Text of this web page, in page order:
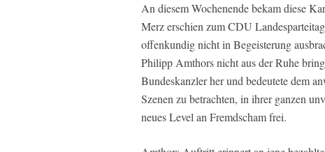
An diesem Wochenende bekam diese
Merz erschien zum CDU
offenkundig nicht in Begeisterung
Philipp Amthors nicht aus der Ruhe
Bundeskanzler her und bedeutete dem
Szenen zu betrachten, in ihrer ganzen
neues Level an Fremdscham frei.